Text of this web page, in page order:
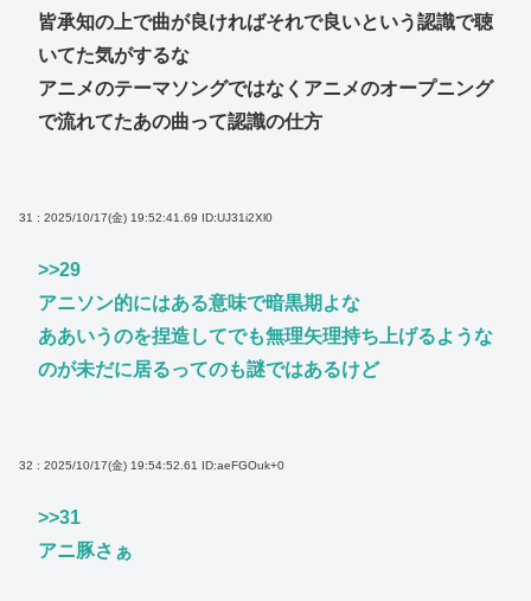
皆承知の上で曲が良ければそれで良いという認識で聴
いてた気がするな
アニメのテーマソングではなくアニメのオープニング
で流れてたあの曲って認識の仕方
31 : 2025/10/17(金) 19:52:41.69 ID:UJ31i2Xl0
>>29
アニソン的にはある意味で暗黒期よな
ああいうのを捏造してでも無理矢理持ち上げるような
のが未だに居るってのも謎ではあるけど
32 : 2025/10/17(金) 19:54:52.61 ID:aeFGOuk+0
>>31
アニ豚さぁ